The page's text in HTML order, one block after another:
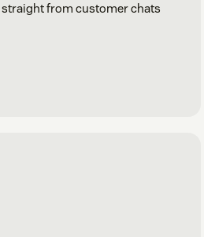
from customer chats